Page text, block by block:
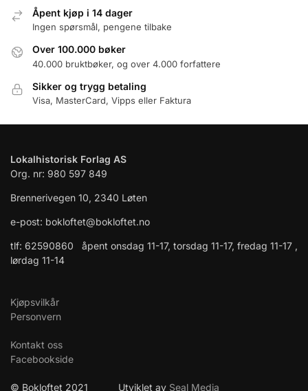
Åpent kjøp i 14 dager
Ingen spørsmål, pengene tilbake
Over 100.000 bøker
40.000 bruktbøker, og over 4.000 forfattere
Sikker og trygg betaling
Visa, MasterCard, Vipps eller Faktura
Lokalhistorisk Forlag AS
Org. nr: 980 597 849
Brennerivegen 10, 2340 Løten
e-post: bokloftet@bokloftet.no
tlf: 62590860 åpent onsdag 11-17, torsdag 11-17, fredag 11-17 ,
lørdag 11-14
Kjøpsvilkår
Personvern
Kontakt oss
Facebookside
© Bokloftet 2021 Utviklet av Seal Media